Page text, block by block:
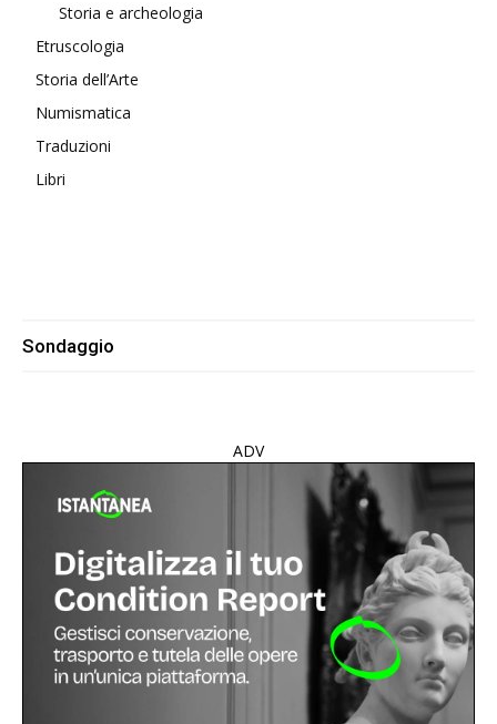
Storia e archeologia
Etruscologia
Storia dell’Arte
Numismatica
Traduzioni
Libri
Sondaggio
ADV